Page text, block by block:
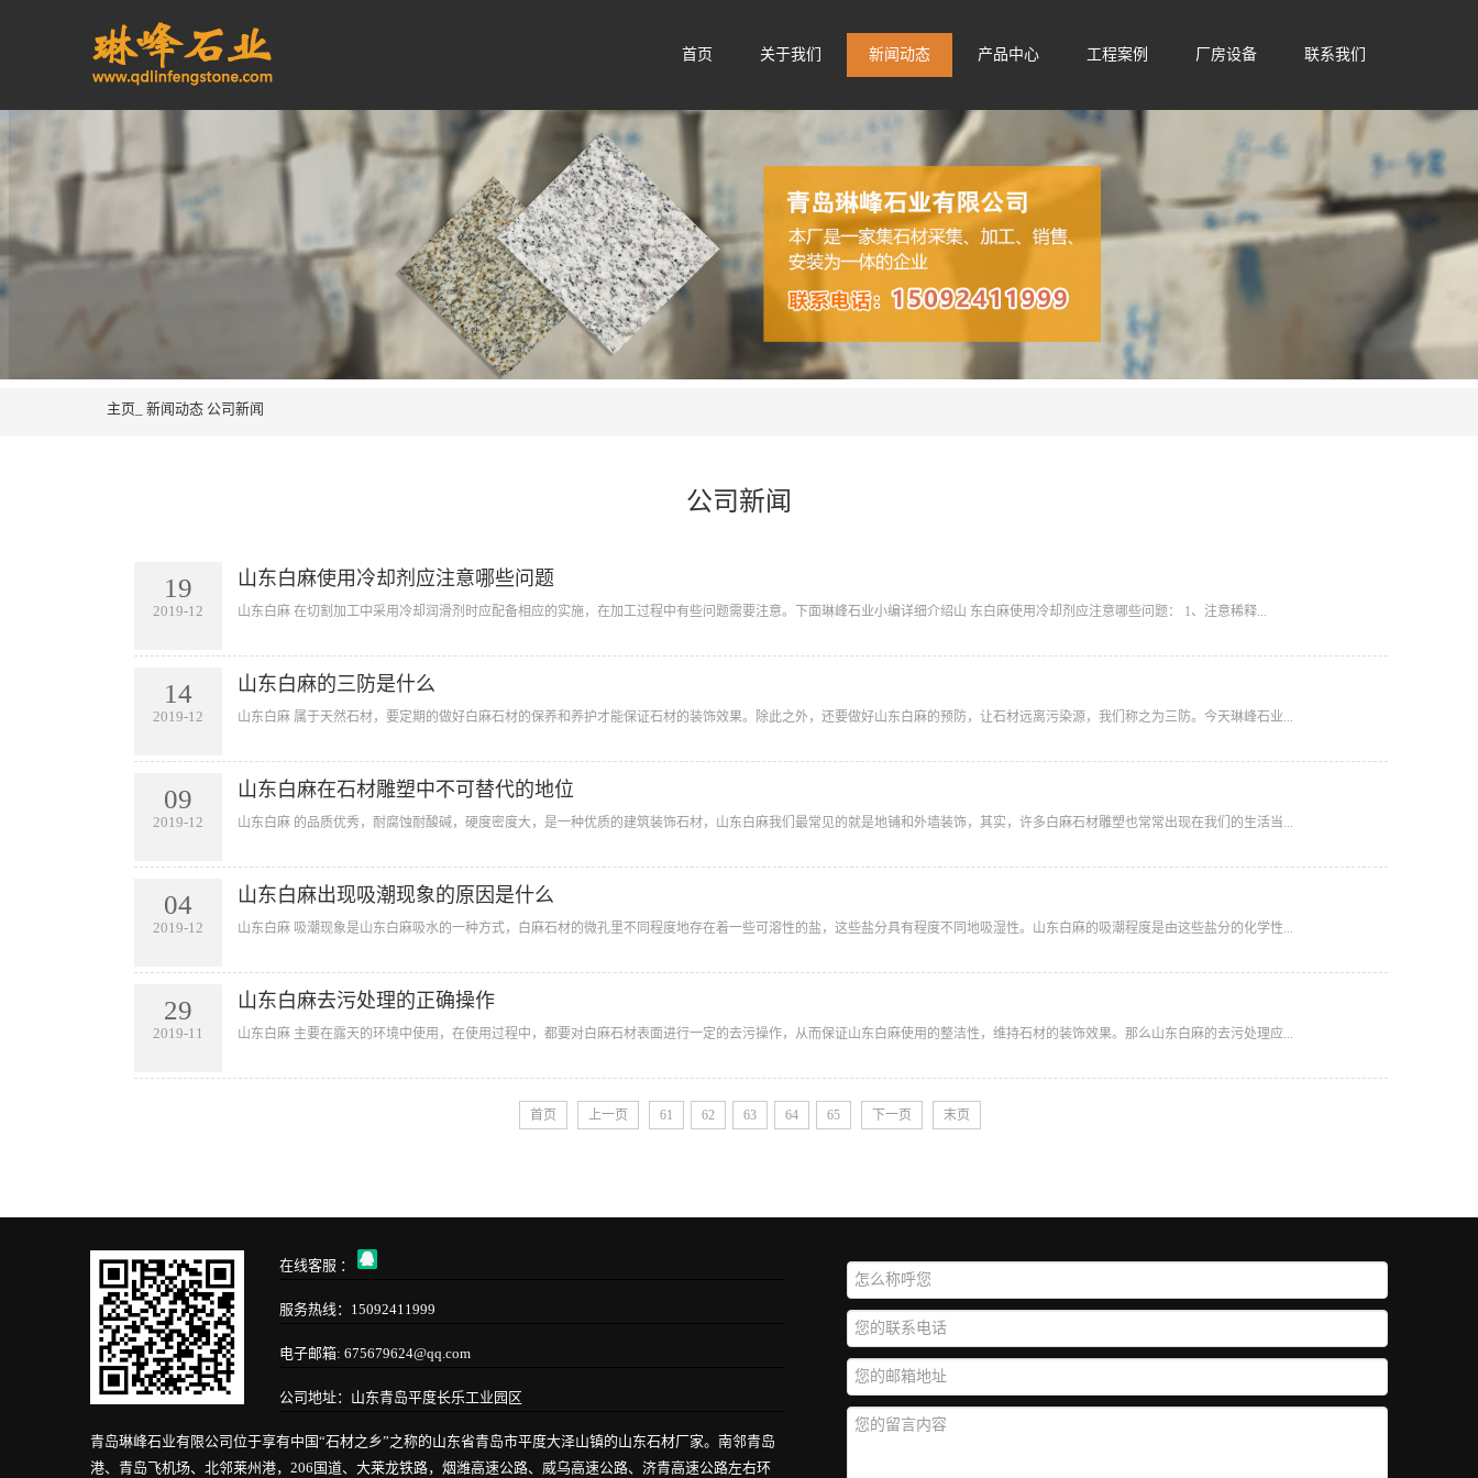
首页 关于我们 新闻动态 产品中心 工程案例 厂房设备 联系我们
主页_ 新闻动态 公司新闻
公司新闻
19
2019-12
山东白麻使用冷却剂应注意哪些问题
山东白麻 在切割加工中采用冷却润滑剂时应配备相应的实施，在加工过程中有些问题需要注意。下面琳峰石业小编详细介绍山 东白麻使用冷却剂应注意哪些问题： 1、注意稀释...
14
2019-12
山东白麻的三防是什么
山东白麻 属于天然石材，要定期的做好白麻石材的保养和养护才能保证石材的装饰效果。除此之外，还要做好山东白麻的预防，让石材远离污染源，我们称之为三防。今天琳峰石业...
09
2019-12
山东白麻在石材雕塑中不可替代的地位
山东白麻 的品质优秀，耐腐蚀耐酸碱，硬度密度大，是一种优质的建筑装饰石材，山东白麻我们最常见的就是地铺和外墙装饰，其实，许多白麻石材雕塑也常常出现在我们的生活当...
04
2019-12
山东白麻出现吸潮现象的原因是什么
山东白麻 吸潮现象是山东白麻吸水的一种方式，白麻石材的微孔里不同程度地存在着一些可溶性的盐，这些盐分具有程度不同地吸湿性。山东白麻的吸潮程度是由这些盐分的化学性...
29
2019-11
山东白麻去污处理的正确操作
山东白麻 主要在露天的环境中使用，在使用过程中，都要对白麻石材表面进行一定的去污操作，从而保证山东白麻使用的整洁性，维持石材的装饰效果。那么山东白麻的去污处理应...
首页 上一页 61 62 63 64 65 下一页 末页
在线客服 ：
服务热线：15092411999
电子邮箱: 675679624@qq.com
公司地址：山东青岛平度长乐工业园区
青岛琳峰石业有限公司位于享有中国“石材之乡”之称的山东省青岛市平度大泽山镇的山东石材厂家。南邻青岛
港、青岛飞机场、北邻莱州港，206国道、大莱龙铁路，烟潍高速公路、威乌高速公路、济青高速公路左右环